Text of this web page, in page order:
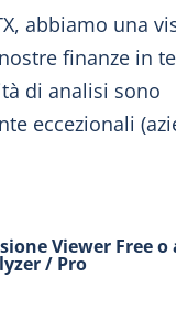
abbiamo una
finanze in
di analisi sono
eccezionali
Viewer Free
/ Pro